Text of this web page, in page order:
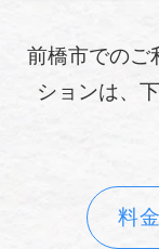
前橋市でのご
ションは、
料